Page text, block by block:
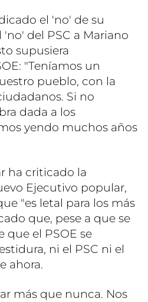
el 'no' de su
'no' del PSC a Mariano
supusiera
"Teníamos un
pueblo, con la
Si no
dada a los
yendo muchos años
ha criticado la
Ejecutivo popular,
"es letal para los más
que, pese a que se
que el PSOE se
ni el PSC ni el
ahora.
más que nunca. Nos